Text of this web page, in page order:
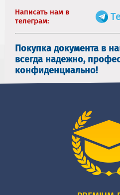
Написать нам в
телеграм:
Покупка документа в
всегда надежно,
конфиденциально!